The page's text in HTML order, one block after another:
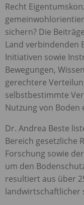
Recht
sichern? Die
Land verbindenden
Initiativen sowie
Bewegungen,
gerechtere
selbstbestimmte
Nutzung von Boden
Dr. Andrea Beste
Bereich gesetzliche
Forschung sowie
um den
resultiert aus über
landwirtschaftlicher